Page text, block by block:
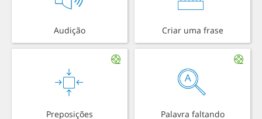
Audição Criar uma frase
Preposições Palavra faltando